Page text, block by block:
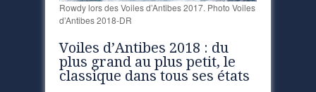
Rowdy lors des Voiles d’Antibes 2017. Photo Voiles
d’Antibes 2018-DR
Voiles d’Antibes 2018 : du
plus grand au plus petit, le
classique dans tous ses états